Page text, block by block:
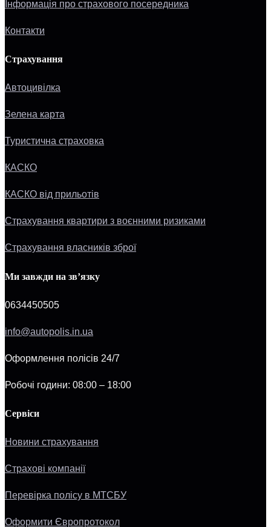
Інформація про страхового посередника
Контакти
Страхування
Автоцивілка
Зелена карта
Туристична страховка
КАСКО
КАСКО від прильотів
Страхування квартири з воєнними ризиками
Страхування власників зброї
Ми завжди на зв’язку
0634450505
info@autopolis.in.ua
Оформлення полісів 24/7
Робочі години: 08:00 – 18:00
Сервіси
Новини страхування
Страхові компанії
Перевірка полісу в МТСБУ
Оформити Європротокол